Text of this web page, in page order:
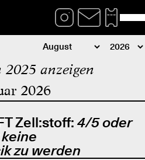
2025 anzeigen
2026
Zell:stoff: 4/5 oder
zu werden